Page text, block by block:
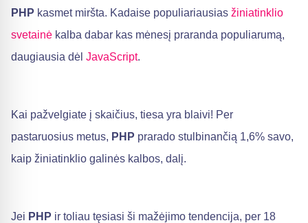
PHP kasmet miršta. Kadaise populiariausias žiniatinklio
svetainė kalba dabar kas mėnesį praranda populiarumą,
daugiausia dėl JavaScript.
Kai pažvelgiate į skaičius, tiesa yra blaivi! Per
pastaruosius metus, PHP prarado stulbinančią 1,6% savo,
kaip žiniatinklio galinės kalbos, dalį.
Jei PHP ir toliau tęsiasi ši mažėjimo tendencija, per 18